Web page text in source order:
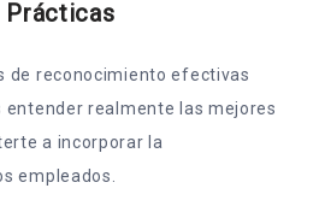
Prácticas
de reconocimiento efectivas
realmente las mejores
a incorporar la
empleados.